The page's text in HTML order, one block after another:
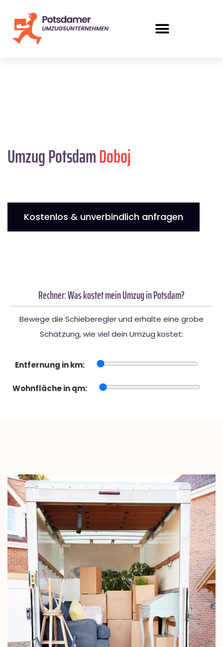
Umzug PotsdamDoboj
Kostenlos & unverbindlich anfragen
Rechner: Was kostet mein Umzug in Potsdam?
Bewege die Schieberegler und erhalte eine grobe
Schätzung, wie viel dein Umzug kostet:
Entfernung in km:
Wohnfläche in qm: